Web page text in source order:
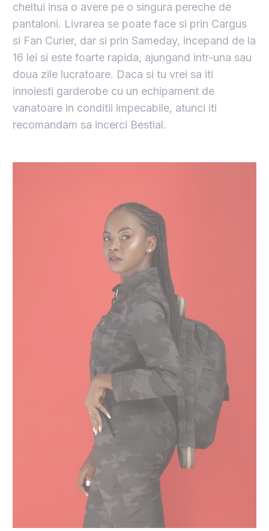
cheltui insa o avere pe o singura pereche de
pantaloni. Livrarea se poate face si prin Cargus
si Fan Curier, dar si prin Sameday, incepand de la
16 lei si este foarte rapida, ajungand intr-una sau
doua zile lucratoare. Daca si tu vrei sa iti
innoiesti garderobe cu un echipament de
vanatoare in conditii impecabile, atunci iti
recomandam sa incerci Bestial.